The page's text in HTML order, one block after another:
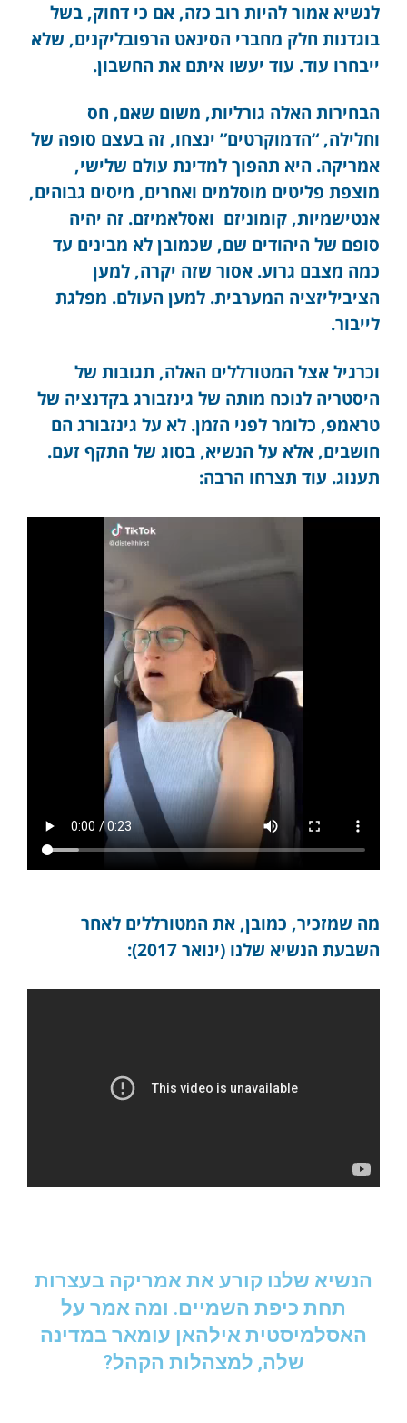
לנשיא אמור להיות רוב כזה, אם כי דחוק, בשל
בוגדנות חלק מחברי הסינאט הרפובליקנים, שלא
ייבחרו עוד. עוד יעשו איתם את החשבון.
הבחירות האלה גורליות, משום שאם, חס
וחלילה, “הדמוקרטים” ינצחו, זה בעצם סופה של
אמריקה. היא תהפוך למדינת עולם שלישי,
מוצפת פליטים מוסלמים ואחרים, מיסים גבוהים,
אנטישמיות, קומוניזם ואסלאמיזם. זה יהיה
סופם של היהודים שם, שכמובן לא מבינים עד
כמה מצבם גרוע. אסור שזה יקרה, למען
הציביליזציה המערבית. למען העולם. מפלגת
לייבור.
וכרגיל אצל המטורללים האלה, תגובות של
היסטריה לנוכח מותה של גינזבורג בקדנציה של
טראמפ, כלומר לפני הזמן. לא על גינזבורג הם
חושבים, אלא על הנשיא, בסוג של התקף זעם.
תענוג. עוד תצרחו הרבה:
מה שמזכיר, כמובן, את המטורללים לאחר
השבעת הנשיא שלנו (ינואר 2017):
הנשיא שלנו קורע את אמריקה בעצרות
תחת כיפת השמיים. ומה אמר על
האסלמיסטית אילהאן עומאר במדינה
שלה, למצהלות הקהל?